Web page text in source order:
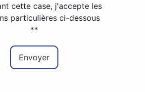
cette case, j'accepte les
particulières ci-dessous
**
Envoyer